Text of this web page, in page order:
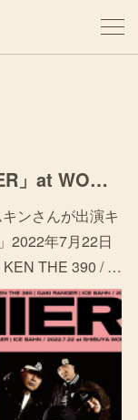
[LIVE] 7月22日(金) 「3PREMIER」at WOMB LIVE
ンさんが出演キ
2022年7月22日
KEN THE 390 / …